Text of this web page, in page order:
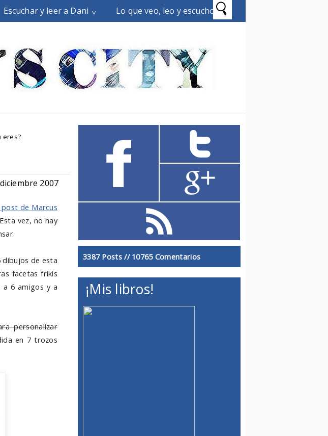
Escuchar y leer a Dani Lo que veo, leo y escucho
eres?
2007
de Marcus
vez, no hay
de esta
facetas frikis
a 6 amigos y a
personalizar
en 7 trozos
3387 Posts // 10765 Comentarios
¡Mis libros!